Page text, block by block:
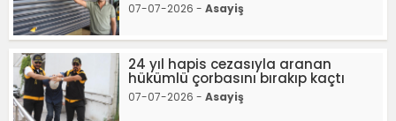
07-07-2026 - Asayiş
24 yıl hapis cezasıyla aranan
hükümlü çorbasını bırakıp kaçtı
07-07-2026 - Asayiş